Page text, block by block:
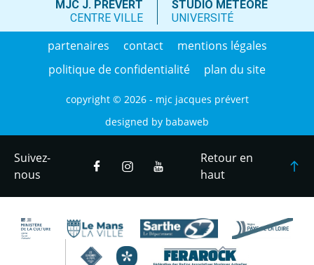
MJC J. PRÉVERT
CENTRE VILLE
STUDIO MÉTÉORE
UNIVERSITÉ
partenaires contact
mentions légales
politique de confidentialité
plan du site
copyright © 2026 - mjc jacques prévert
designed by babaweb
Suivez-
nous
Retour en
haut